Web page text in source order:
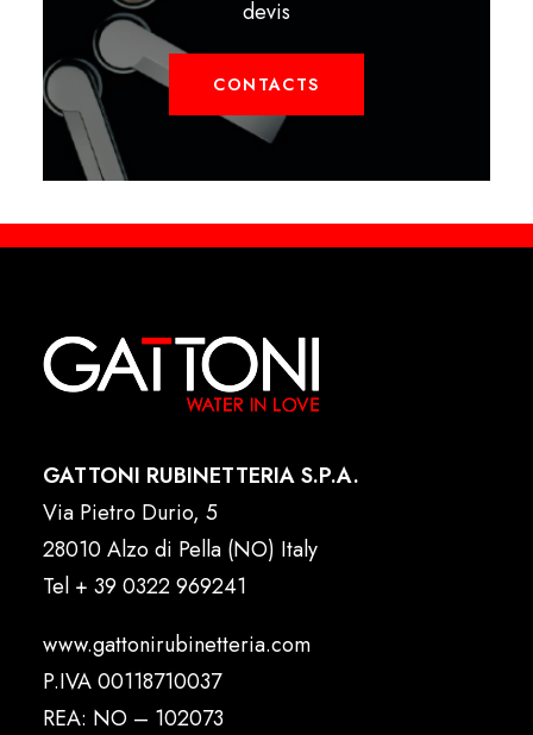
devis
CONTACTS
GATTONI RUBINETTERIA S.P.A.
Via Pietro Durio, 5
28010 Alzo di Pella (NO) Italy
Tel + 39 0322 969241
www.gattonirubinetteria.com
P.IVA 00118710037
REA: NO – 102073